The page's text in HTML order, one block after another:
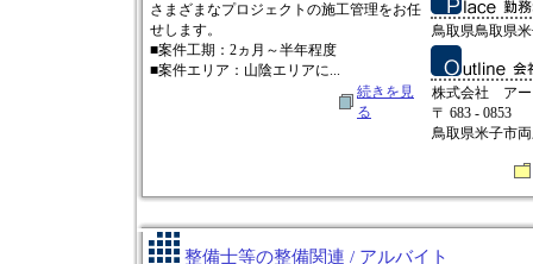
さまざまなプロジェクトの施工管理をお任
せします。
■案件工期：2ヵ月～半年程度
■案件エリア：山陰エリアに...
続きを見
る
鳥取県鳥取県
株式会社 アー
〒 683 - 0853
鳥取県米子市
整備士等の整備関連 / アルバイト